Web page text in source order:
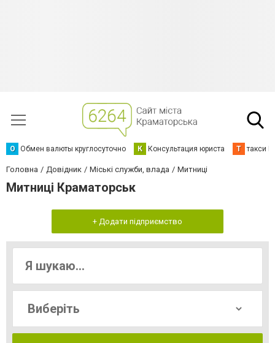
О Обмен валюты круглосуточно К Консультация юриста Т такси
Головна Довідник Міські служби, влада Митниці
Митниці Краматорськ
+ Додати підприємство